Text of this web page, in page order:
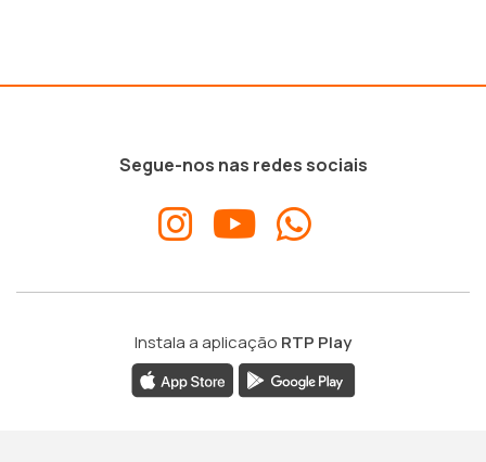
Segue-nos nas redes sociais
Instala a aplicação RTP Play